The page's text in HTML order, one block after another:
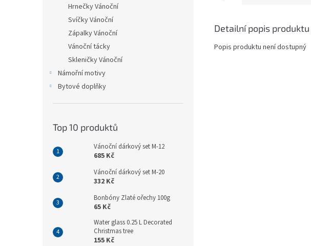
Hrnečky Vánoční
Svíčky Vánoční
Zápalky Vánoční
Vánoční tácky
Skleničky Vánoční
Námořní motivy
Bytové doplňky
Top 10 produktů
Vánoční dárkový set M-12
685 Kč
Vánoční dárkový set M-20
332 Kč
Bonbóny Zlaté ořechy 100g
65 Kč
Water glass 0.25 L Decorated
Christmas tree
155 Kč
Detailní popis produktu
Popis produktu není dostupný